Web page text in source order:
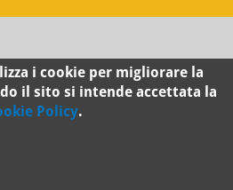
i cookie per migliorare la
il sito si intende accettata la
Policy.